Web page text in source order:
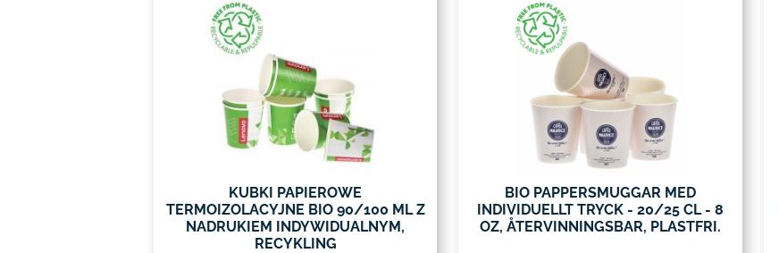
KUBKI PAPIEROWE
TERMOIZOLACYJNE BIO 90/100 ML Z
NADRUKIEM INDYWIDUALNYM,
RECYKLING
BIO PAPPERSMUGGAR MED
INDIVIDUELLT TRYCK - 20/25 CL - 8
OZ, ÅTERVINNINGSBAR, PLASTFRI.